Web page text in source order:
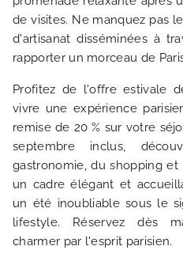
de visites. Ne manquez pas
d'artisanat disséminées à
rapporter un morceau de
Profitez de l'offre estivale
vivre une expérience
remise de 20 % sur votre
septembre inclus,
gastronomie, du shopping
un cadre élégant et
un été inoubliable sous le
lifestyle. Réservez dès
charmer par l'esprit parisien.